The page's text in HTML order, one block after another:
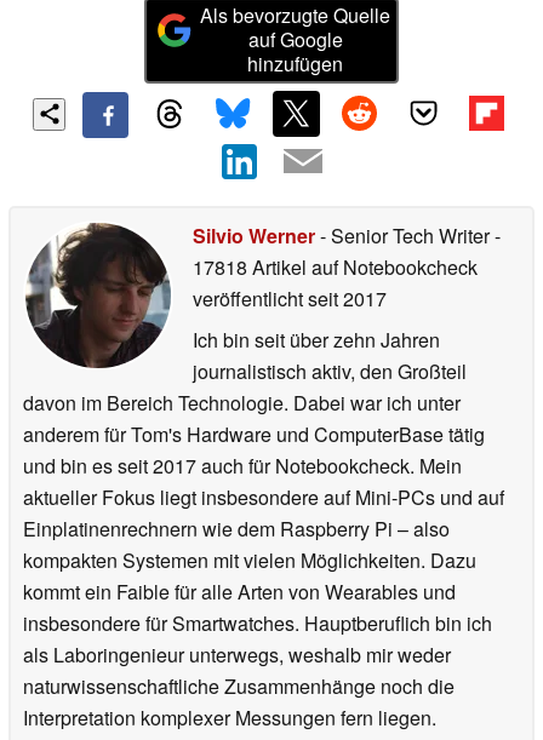
Als bevorzugte Quelle
auf Google
hinzufügen
Silvio Werner- Senior Tech Writer-
17818 Artikel auf Notebookcheck
veröffentlichtseit 2017
Ich bin seit über zehn Jahren
journalistisch aktiv, den Großteil
davon im Bereich Technologie. Dabei war ich unter
anderem für Tom's Hardware und ComputerBase tätig
und bin es seit 2017 auch für Notebookcheck. Mein
aktueller Fokus liegt insbesondere auf Mini-PCs und auf
Einplatinenrechnern wie dem Raspberry Pi – also
kompakten Systemen mit vielen Möglichkeiten. Dazu
kommt ein Faible für alle Arten von Wearables und
insbesondere für Smartwatches. Hauptberuflich bin ich
als Laboringenieur unterwegs, weshalb mir weder
naturwissenschaftliche Zusammenhänge noch die
Interpretation komplexer Messungen fern liegen.